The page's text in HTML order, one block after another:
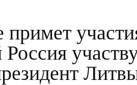
примет
Россия